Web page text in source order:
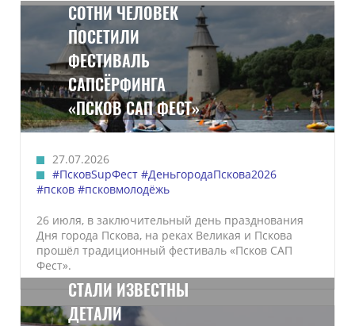
СОТНИ ЧЕЛОВЕК
ПОСЕТИЛИ
ФЕСТИВАЛЬ
САПСЁРФИНГА
«ПСКОВ САП ФЕСТ»
27.07.2026
#ПсковSupФест #ДеньгородаПскова2026
#псков #псковмолодёжь
26 июля, в заключительный день празднования
Дня города Пскова, на реках Великая и Пскова
прошёл традиционный фестиваль «Псков САП
Фест».
СТАЛИ ИЗВЕСТНЫ
ДЕТАЛИ